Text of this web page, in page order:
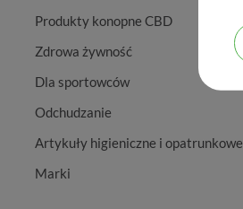
Produkty konopne CBD
Zdrowa żywność
Dla sportowców
Odchudzanie
Artykuły higieniczne i opatrunkowe
Marki